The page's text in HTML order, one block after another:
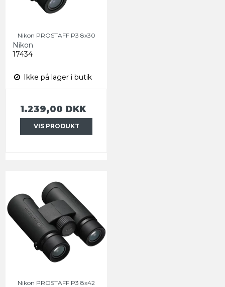
Nikon PROSTAFF P3 8x30
Nikon
17434
Ikke på lager i butik
1.239,00 DKK
VIS PRODUKT
Nikon PROSTAFF P3 8x42